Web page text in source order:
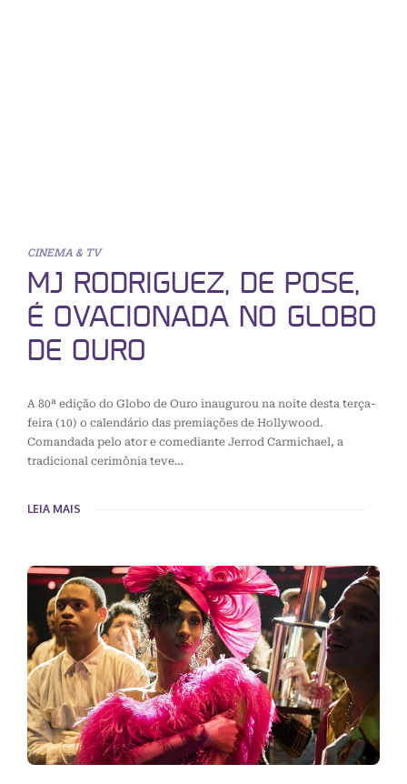
CINEMA & TV
MJ RODRIGUEZ, DE POSE,
É OVACIONADA NO GLOBO
DE OURO
A 80ª edição do Globo de Ouro inaugurou na noite desta terça-
feira (10) o calendário das premiações de Hollywood.
Comandada pelo ator e comediante Jerrod Carmichael, a
tradicional cerimônia teve…
LEIA MAIS